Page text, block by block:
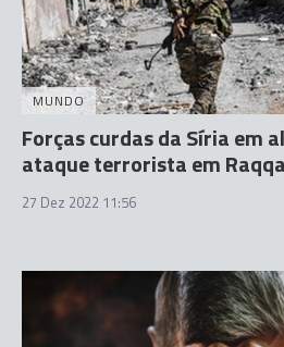
MUNDO
Forças curdas da Síria em
ataque terrorista em Raqqa
27 Dez 2022 11:56